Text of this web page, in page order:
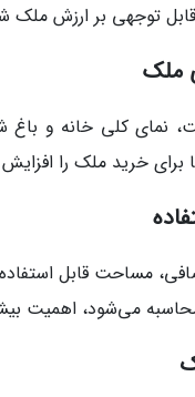
توجهی بر ارزش ملک
ملک
نمای کلی خانه و باغ
برای خرید ملک را
مساحت قابل
می‌شود، اهمیت